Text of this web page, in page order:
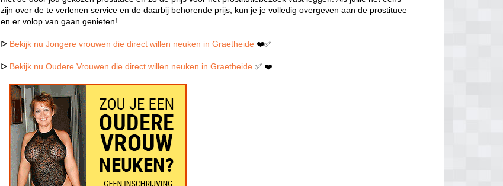
zijn over de te verlenen service en de daarbij behorende prijs, kun je je volledig overgeven aan de prostituee
en er volop van gaan genieten!
ᐅ Bekijk nu Jongere vrouwen die direct willen neuken in Graetheide ❤️✅
ᐅ Bekijk nu Oudere Vrouwen die direct willen neuken in Graetheide ✅ ❤️